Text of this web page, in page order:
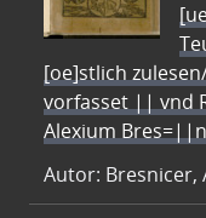
[oe]stlich
vorfasset || vnd
Alexium
Autor: Bresnicer,